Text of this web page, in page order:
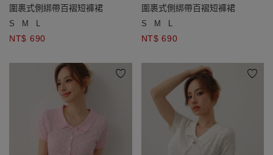
圍裹式側綁帶百褶短褲裙
S M L
NT$ 690
圍裹式側綁帶百褶短褲裙
S M L
NT$ 690